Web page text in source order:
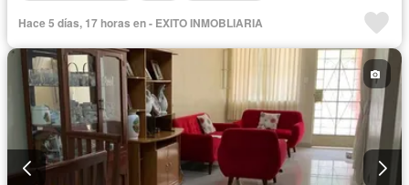
Hace 5 días, 17 horas en - EXITO INMOBLIARIA